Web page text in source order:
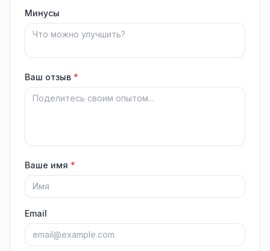
Минусы
Ваш отзыв *
Ваше имя *
Email